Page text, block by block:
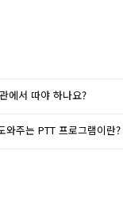
에서 따야 하나요?
주는 PTT 프로그램이란?